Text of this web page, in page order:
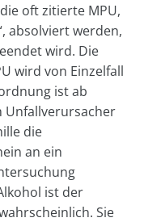
oft zitierte MPU,
absolviert werden,
wird. Die
wird von Einzelfall
ist ab
Unfallverursacher
die
an ein
ist der
Sie